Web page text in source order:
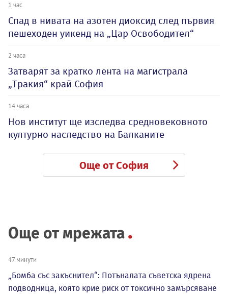
1 час
Спад в нивата на азотен диоксид след първия
пешеходен уикенд на „Цар Освободител“
2 часа
Затварят за кратко лента на магистрала
„Тракия“ край София
14 часа
Нов институт ще изследва средновековното
културно наследство на Балканите
Още от София
Още от мрежата
47 минути
„Бомба със закъснител“: Потъналата съветска ядрена
подводница, която крие риск от токсично замърсяване